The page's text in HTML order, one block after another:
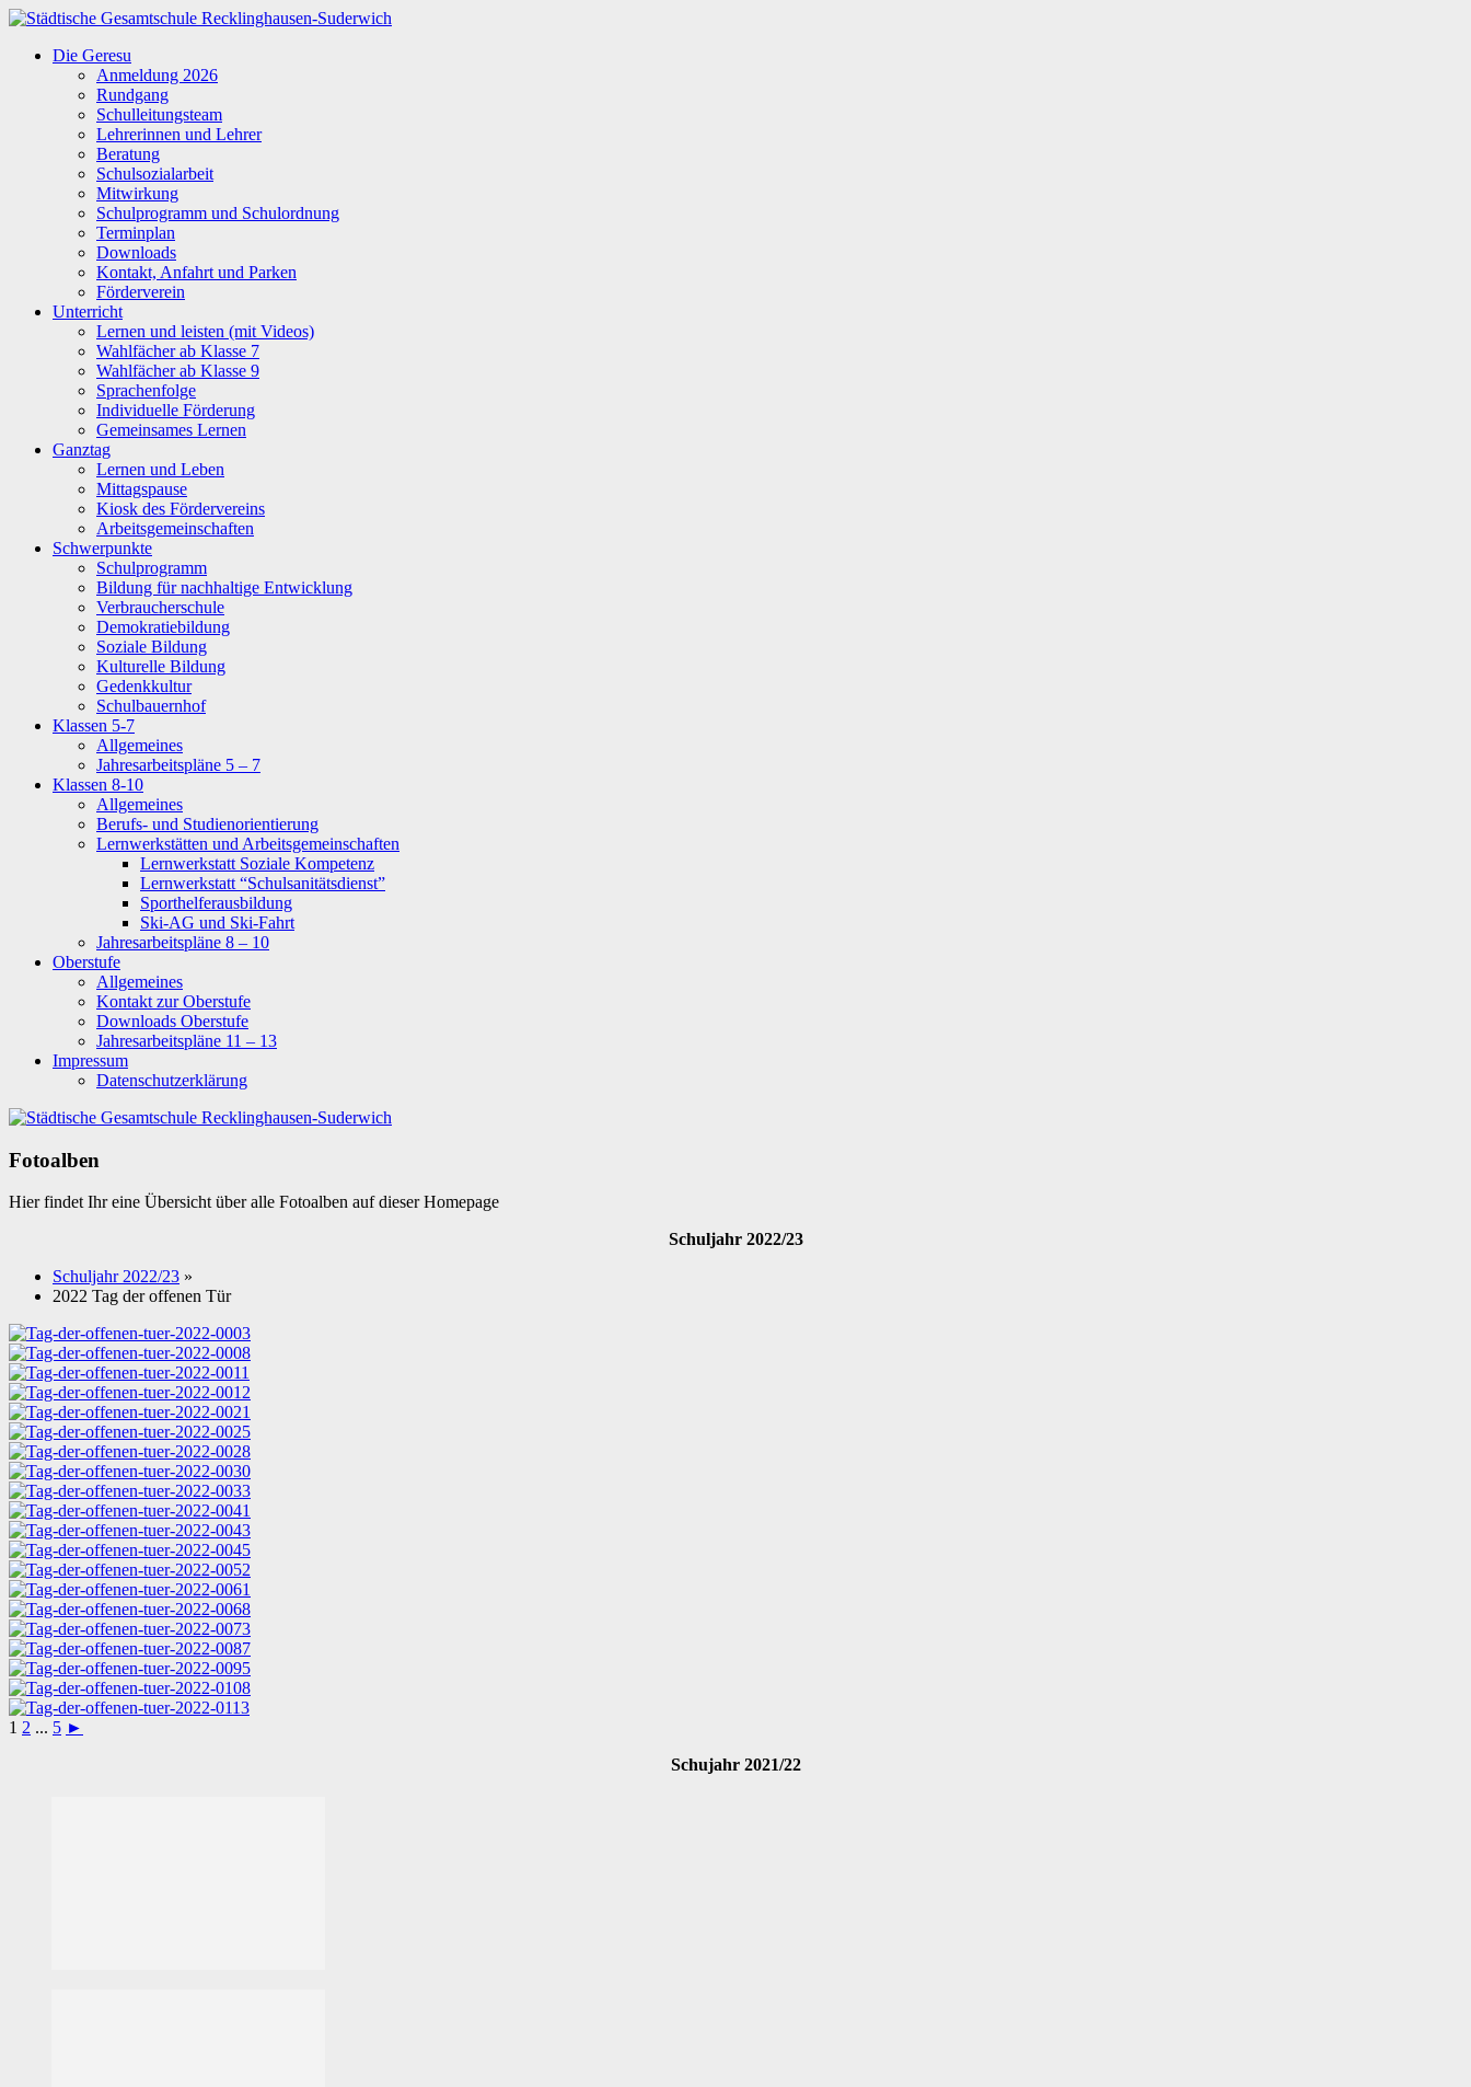
Zum
springen
Städtische
Gesamtschule
Recklinghausen-
Suderwich
Die Geresu
Anmeldung 2026
Rundgang
Schulleitungsteam
Lehrerinnen und Lehrer
Beratung
Schulsozialarbeit
Mitwirkung
Schulprogramm und Schulordnung
Terminplan
Downloads
Kontakt, Anfahrt und Parken
Förderverein
Unterricht
Lernen und leisten (mit Videos)
Wahlfächer ab Klasse 7
Wahlfächer ab Klasse 9
Sprachenfolge
Individuelle Förderung
Gemeinsames Lernen
Ganztag
Lernen und Leben
Mittagspause
Kiosk des Fördervereins
Arbeitsgemeinschaften
Schwerpunkte
Schulprogramm
Bildung für nachhaltige Entwicklung
Verbraucherschule
Demokratiebildung
Soziale Bildung
Kulturelle Bildung
Gedenkkultur
Schulbauernhof
Klassen 5-7
Allgemeines
Jahresarbeitspläne 5 – 7
Klassen 8-10
Allgemeines
Berufs- und Studienorientierung
Lernwerkstätten und Arbeitsgemeinschaften
Lernwerkstatt Soziale Kompetenz
Lernwerkstatt “Schulsanitätsdienst”
Sporthelferausbildung
Ski-AG und Ski-Fahrt
Jahresarbeitspläne 8 – 10
Oberstufe
Allgemeines
Kontakt zur Oberstufe
Downloads Oberstufe
Jahresarbeitspläne 11 – 13
Impressum
Datenschutzerklärung
Fotoalben
Hier findet Ihr eine Übersicht über alle Fotoalben auf dieser Homepage
Schuljahr 2022/23
Schuljahr 2022/23 »
2022 Tag der offenen Tür
1 2 ... 5 ►
Schujahr 2021/22